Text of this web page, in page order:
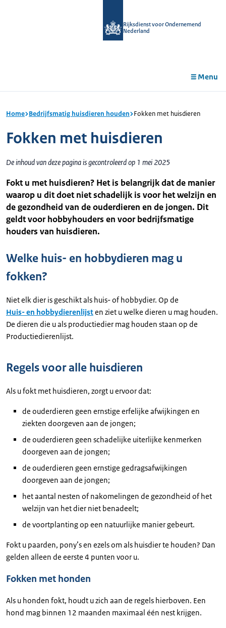
Rijksdienst voor Ondernemend
Nederland
Menu
Home Bedrijfsmatig huisdieren houden Fokken met huisdieren
Fokken met huisdieren
De inhoud van deze pagina is gecontroleerd op 1 mei 2025
Fokt u met huisdieren? Het is belangrijk dat de manier
waarop u dit doet niet schadelijk is voor het welzijn en
de gezondheid van de ouderdieren en de jongen. Dit
geldt voor hobbyhouders en voor bedrijfsmatige
houders van huisdieren.
Welke huis- en hobbydieren mag u
fokken?
Niet elk dier is geschikt als huis- of hobbydier. Op de
Huis- en hobbydierenlijsten ziet u welke dieren u mag houden.
De dieren die u als productiedier mag houden staan op de
Productiedierenlijst.
Regels voor alle huisdieren
Als u fokt met huisdieren, zorgt u ervoor dat:
de ouderdieren geen ernstige erfelijke afwijkingen en
ziekten doorgeven aan de jongen;
de ouderdieren geen schadelijke uiterlijke kenmerken
doorgeven aan de jongen;
de ouderdieren geen ernstige gedragsafwijkingen
doorgeven aan de jongen;
het aantal nesten of nakomelingen de gezondheid of het
welzijn van het dier niet benadeelt;
de voortplanting op een natuurlijke manier gebeurt.
Fokt u paarden, pony’s en ezels om als huisdier te houden? Dan
gelden alleen de eerste 4 punten voor u.
Fokken met honden
Als u honden fokt, houdt u zich aan de regels hierboven. Een
hond mag binnen 12 maanden maximaal één nest krijgen.